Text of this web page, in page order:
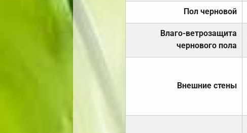
Пол черновой
Влаго-ветрозащита
чернового пола
Внешние стены